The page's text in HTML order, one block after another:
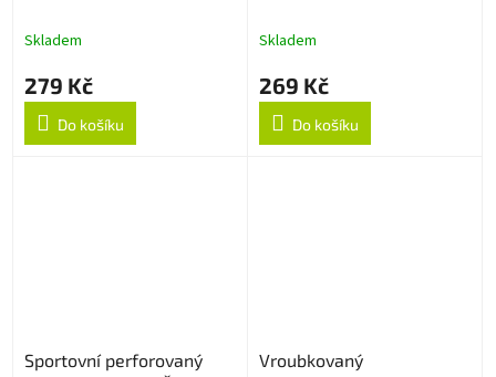
Skladem
279 Kč
Do košíku
Skladem
269 Kč
Do košíku
Sportovní perforovaný
Vroubkovaný